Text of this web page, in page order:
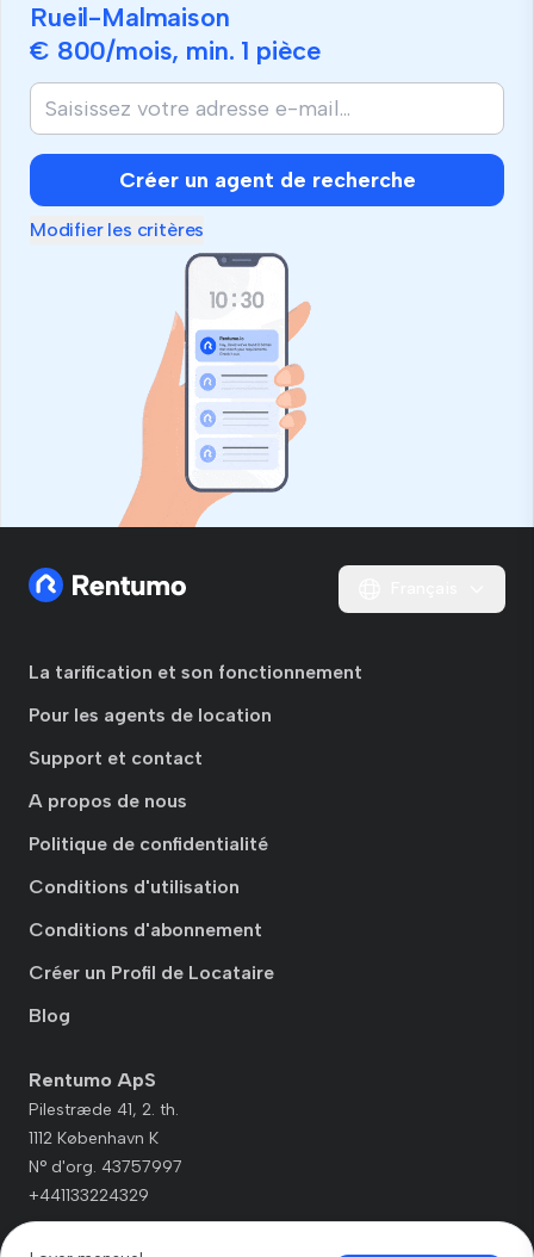
Rueil-Malmaison
€ 800/mois, min. 1 pièce
Si
vous
êtes
humain,
ignorez
ce
Créer un agent de recherche
Modifier les critères
La tarification et son fonctionnement
Pour les agents de location
Support et contact
A propos de nous
Politique de confidentialité
Conditions d'utilisation
Conditions d'abonnement
Créer un Profil de Locataire
Blog
Rentumo ApS
Pilestræde 41, 2. th.
1112 København K
N° d'org. 43757997
+441133224329